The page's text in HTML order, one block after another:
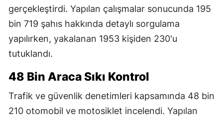
gerçekleştirdi. Yapılan çalışmalar sonucunda 195
bin 719 şahıs hakkında detaylı sorgulama
yapılırken, yakalanan 1953 kişiden 230'u
tutuklandı.
48 Bin Araca Sıkı Kontrol
Trafik ve güvenlik denetimleri kapsamında 48 bin
210 otomobil ve motosiklet incelendi. Yapılan